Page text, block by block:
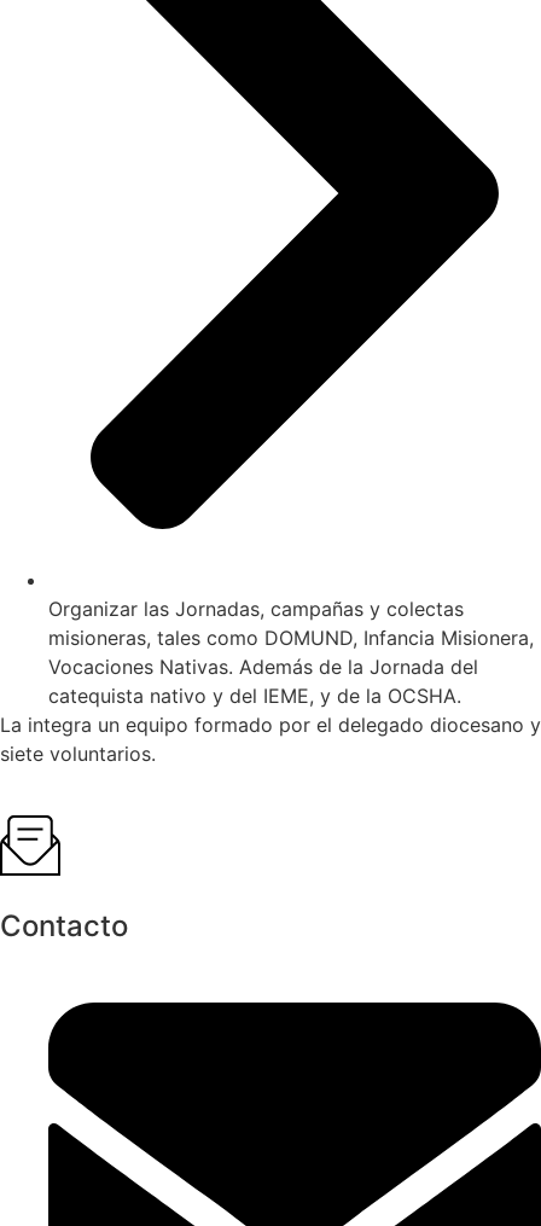
Organizar las Jornadas, campañas y colectas
misioneras, tales como DOMUND, Infancia Misionera,
Vocaciones Nativas. Además de la Jornada del
catequista nativo y del IEME, y de la OCSHA.
La integra un equipo formado por el delegado diocesano y
siete voluntarios.
Contacto